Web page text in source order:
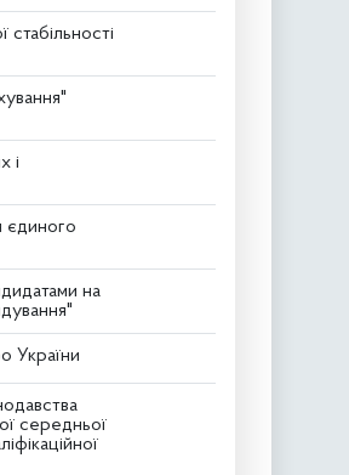
і
єдиного
на
України
середньої